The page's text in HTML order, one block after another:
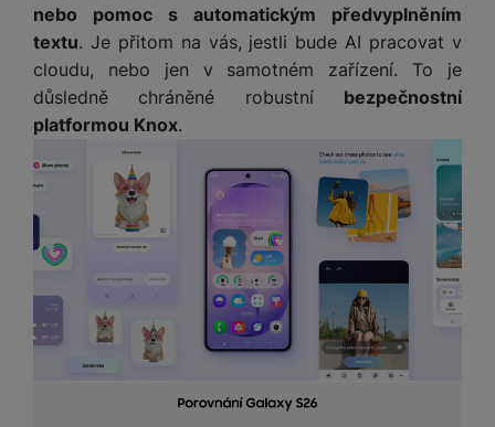
nebo pomoc s automatickým předvyplněním
textu. Je přitom na vás, jestli bude AI pracovat v
cloudu, nebo jen v samotném zařízení. To je
důsledně chráněné robustní bezpečnostní
platformou Knox.